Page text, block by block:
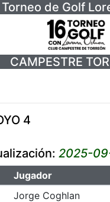
Torneo de Golf
CAMPESTRE
4
2025-
Jugador
Jorge Coghlan